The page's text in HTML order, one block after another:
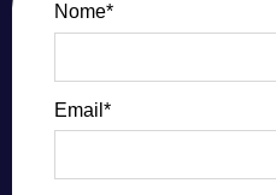
Nome*
Email*